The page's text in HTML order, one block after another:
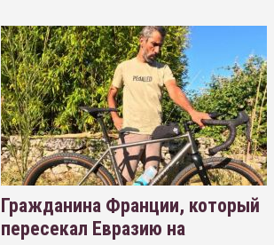
Гражданина Франции, который
пересекал Евразию на